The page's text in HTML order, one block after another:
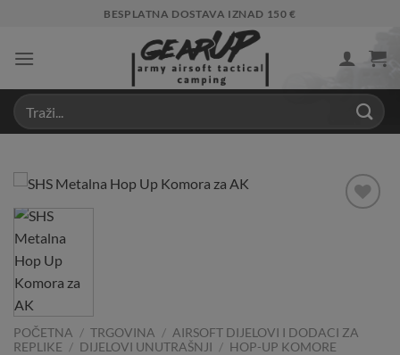
content
BESPLATNA DOSTAVA IZNAD 150 €
POČETNA / TRGOVINA / AIRSOFT DIJELOVI I DODACI ZA
REPLIKE / DIJELOVI UNUTRAŠNJI / HOP-UP KOMORE